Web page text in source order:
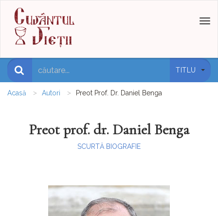
TITLU
Acasă Autori Preot Prof. Dr. Daniel Benga
Preot prof. dr. Daniel Benga
SCURTĂ BIOGRAFIE